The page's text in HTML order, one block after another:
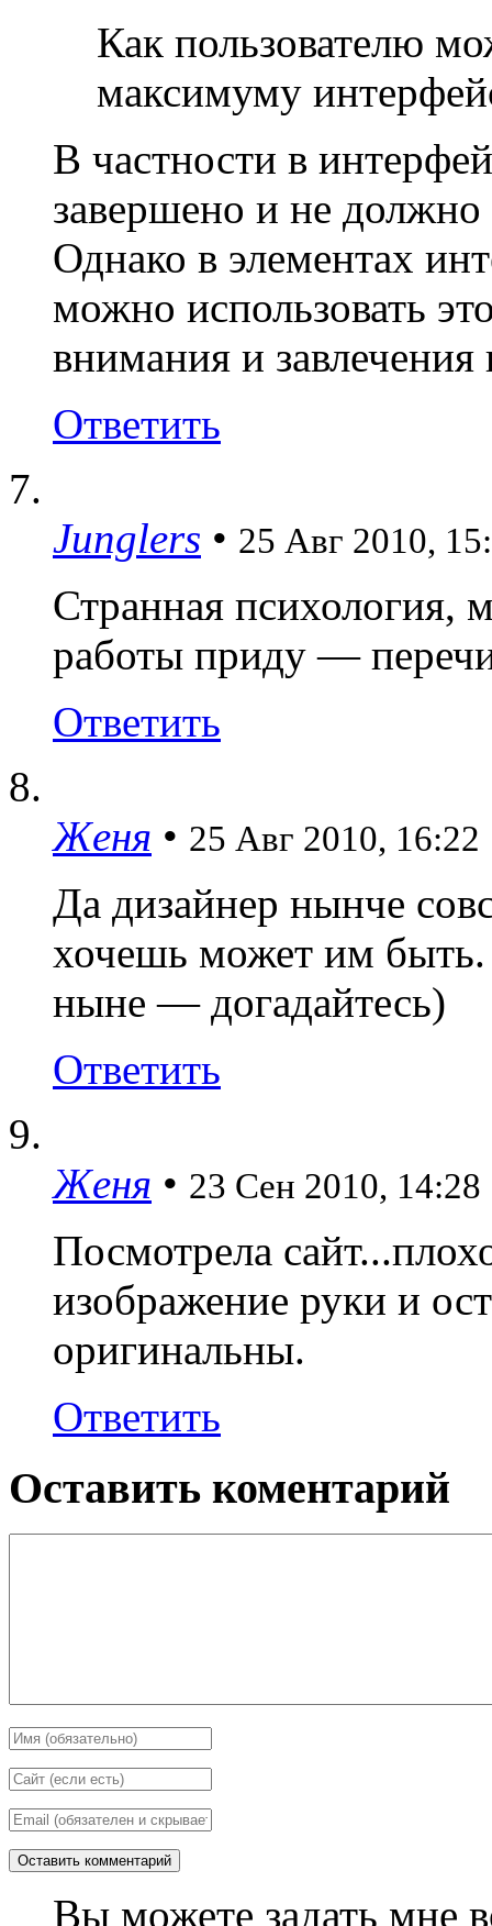
Как пользователю
максимуму
В частности в
завершено и не должно
Однако в элементах
можно использовать
внимания и завлечения
Ответить
Junglers • 25 Авг 2010,
Странная психология,
работы приду —
Ответить
Женя • 25 Авг 2010, 16:22
Да дизайнер нынче
хочешь может им
ныне — догадайтесь)
Ответить
Женя • 23 Сен 2010, 14:28
Посмотрела
изображение руки и
оригинальны.
Ответить
Оставить коментарий
Вы можете задать мне